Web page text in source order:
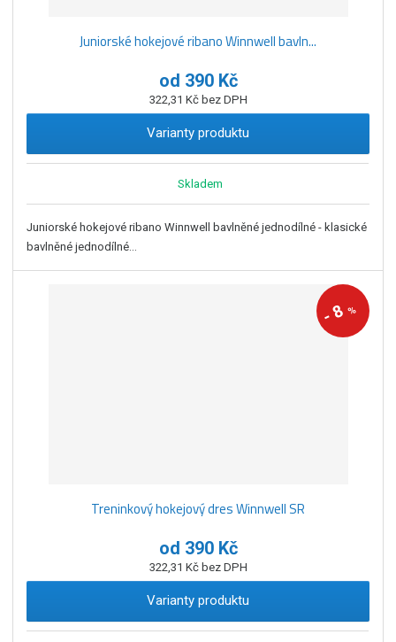
Juniorské hokejové ribano Winnwell bavln...
od 390 Kč
322,31 Kč bez DPH
Varianty produktu
Skladem
Juniorské hokejové ribano Winnwell bavlněné jednodílné - klasické
bavlněné jednodílné...
-
8%
Treninkový hokejový dres Winnwell SR
od 390 Kč
322,31 Kč bez DPH
Varianty produktu